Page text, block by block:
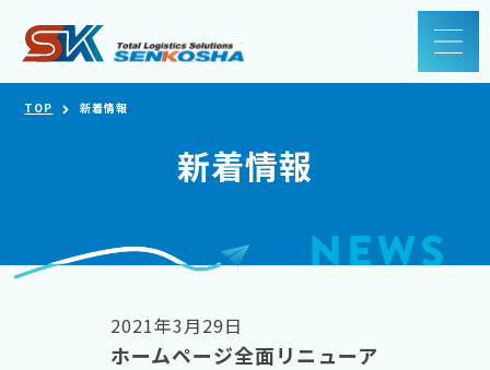
TOP 新着情報
新着情報
2021年3月29日
ホームページ全面リニューア